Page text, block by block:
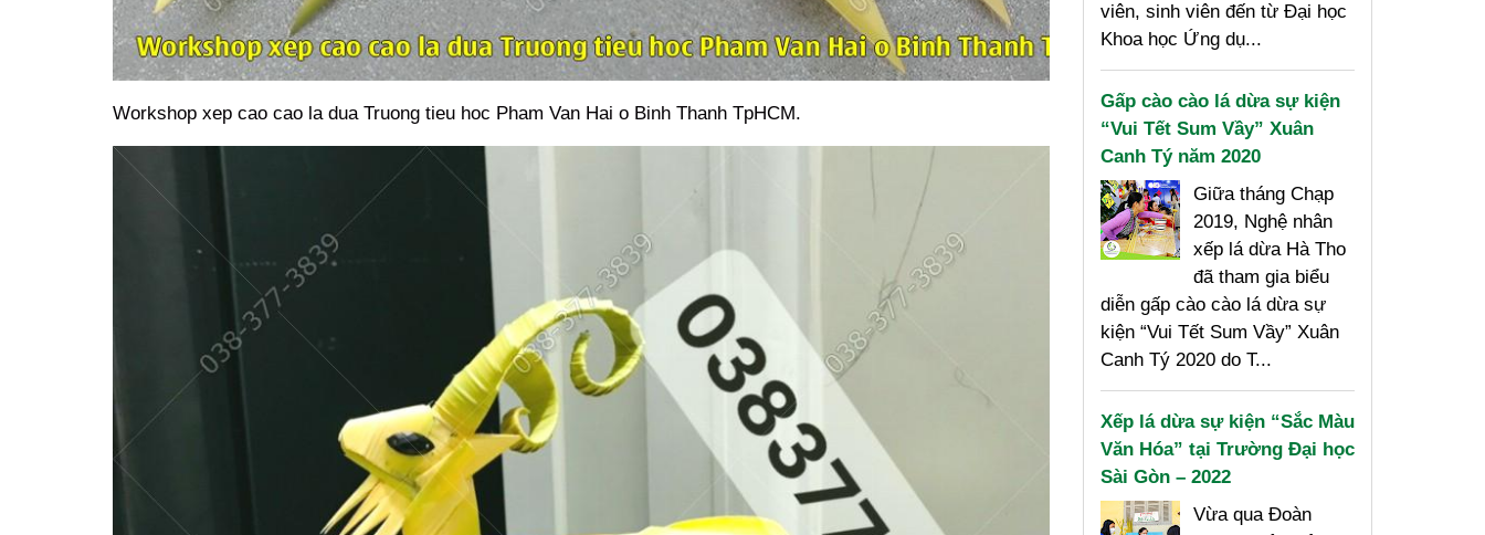
Workshop xep cao cao la dua Truong tieu hoc Pham Van Hai o Binh Thanh TpHCM.
viên, sinh viên đến từ Đại học
Khoa học Ứng dụ...
Gấp cào cào lá dừa sự kiện
“Vui Tết Sum Vầy” Xuân
Canh Tý năm 2020
Giữa tháng Chạp
2019, Nghệ nhân
xếp lá dừa Hà Tho
đã tham gia biểu
diễn gấp cào cào lá dừa sự
kiện “Vui Tết Sum Vầy” Xuân
Canh Tý 2020 do T...
Xếp lá dừa sự kiện “Sắc Màu
Văn Hóa” tại Trường Đại học
Sài Gòn – 2022
Vừa qua Đoàn